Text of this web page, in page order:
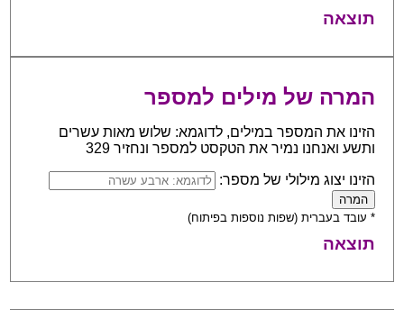
תוצאה
המרה של מילים למספר
הזינו את המספר במילים, לדוגמא: שלוש מאות עשרים
ותשע ואנחנו נמיר את הטקסט למספר ונחזיר 329
הזינו יצוג מילולי של מספר:
* עובד בעברית (שפות נוספות בפיתוח)
תוצאה